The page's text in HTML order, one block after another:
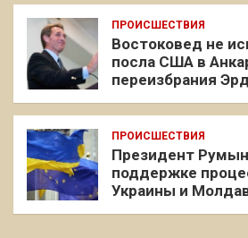
ПРОИСШЕСТВИЯ
Востоковед не
посла США в
переизбрания
ПРОИСШЕСТВИЯ
Президент
поддержке
Украины и